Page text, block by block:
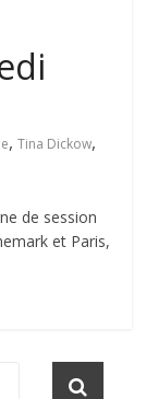
,Tina Dickow,
de session
et Paris,